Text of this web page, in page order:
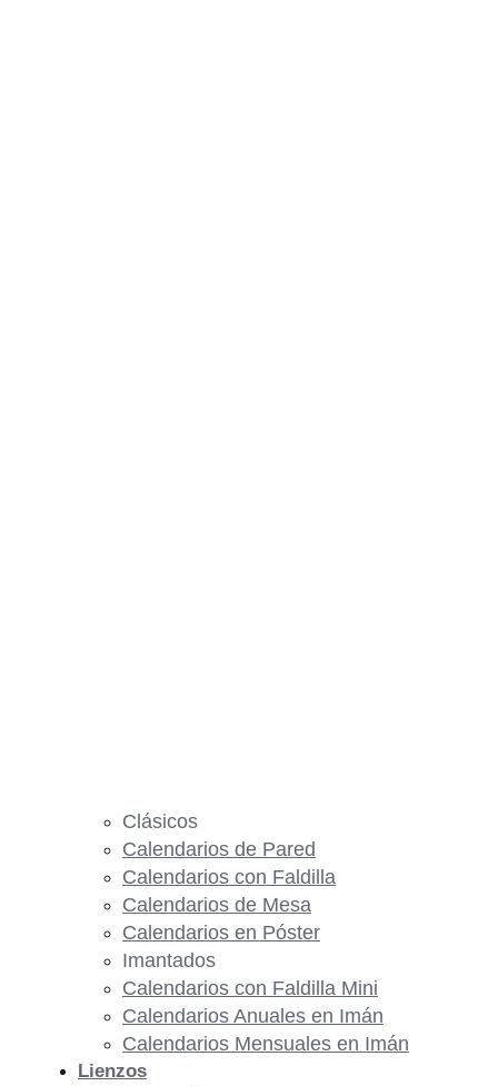
Clásicos
Calendarios de Pared
Calendarios con Faldilla
Calendarios de Mesa
Calendarios en Póster
Imantados
Calendarios con Faldilla Mini
Calendarios Anuales en Imán
Calendarios Mensuales en Imán
Lienzos